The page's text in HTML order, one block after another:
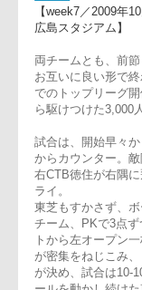
コカ・コーラウ
ーパス
広島スタジアム
両チームとも、
お互いに良い形
でのトップリー
ら駆けつけた
試合は、開始早
からカウンター
右CTB徳住が右
ライ。
東芝もすかさず
チーム、PKで3